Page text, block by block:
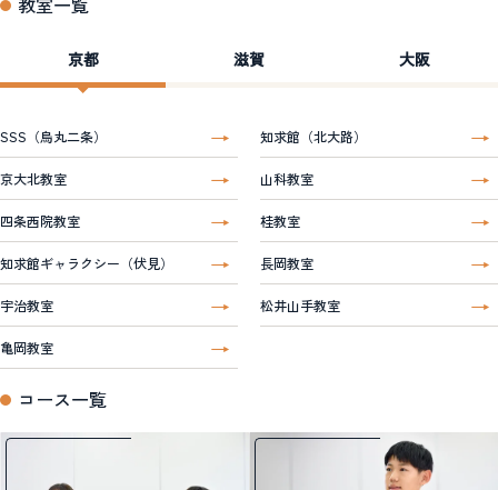
京都 滋賀 大阪
SSS（烏丸二条） 知求館（北大路）
京大北教室 山科教室
四条西院教室 桂教室
知求館ギャラクシー（伏見） 長岡教室
宇治教室 松井山手教室
亀岡教室
コース一覧